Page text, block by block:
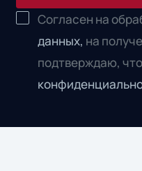
Согласен на
данных, на
подтверждаю,